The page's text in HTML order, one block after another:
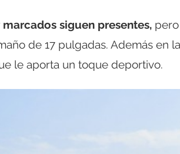
siguen presentes,
de 17 pulgadas. Además en
le aporta un toque deportivo.